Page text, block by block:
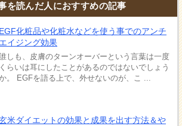
を読んだ人におすすめの記事
EGF化粧品や化粧水などを使う事でのアンチ
エイジング効果
しも、皮膚のターンオーバーという言葉は一度
くらいは耳にしたことがあるのではないでしょう
。 EGFを語る上で、外せないのが、こ ...
米ダイエットの効果と成果を出す方法＆や